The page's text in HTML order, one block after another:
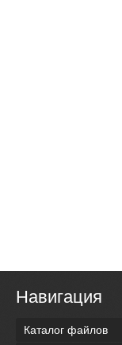
Навигация
Каталог файлов